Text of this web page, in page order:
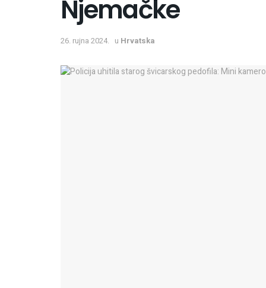
Njemačke
26. rujna 2024. u Hrvatska